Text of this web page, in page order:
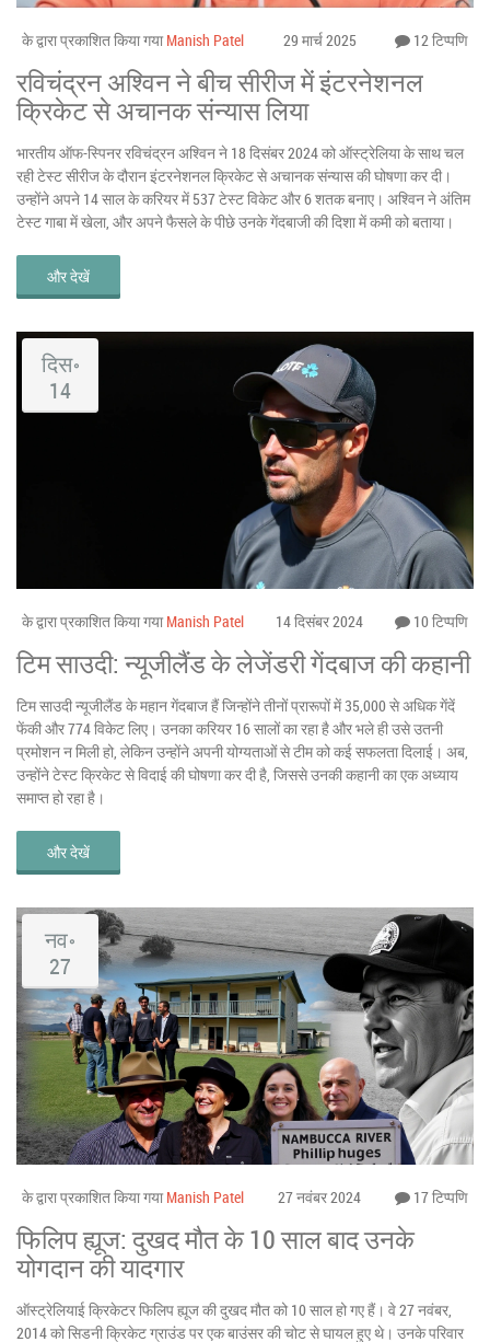
के द्वारा प्रकाशित किया गया Manish Patel 29 मार्च 2025 12 टिप्पणि
रविचंद्रन अश्विन ने बीच सीरीज में इंटरनेशनल
क्रिकेट से अचानक संन्यास लिया
भारतीय ऑफ-स्पिनर रविचंद्रन अश्विन ने 18 दिसंबर 2024 को ऑस्ट्रेलिया के साथ चल
रही टेस्ट सीरीज के दौरान इंटरनेशनल क्रिकेट से अचानक संन्यास की घोषणा कर दी।
उन्होंने अपने 14 साल के करियर में 537 टेस्ट विकेट और 6 शतक बनाए। अश्विन ने अंतिम
टेस्ट गाबा में खेला, और अपने फैसले के पीछे उनके गेंदबाजी की दिशा में कमी को बताया।
और देखें
दिस॰
14
के द्वारा प्रकाशित किया गया Manish Patel 14 दिसंबर 2024 10 टिप्पणि
टिम साउदी: न्यूजीलैंड के लेजेंडरी गेंदबाज की कहानी
टिम साउदी न्यूजीलैंड के महान गेंदबाज हैं जिन्होंने तीनों प्रारूपों में 35,000 से अधिक गेंदें
फेंकी और 774 विकेट लिए। उनका करियर 16 सालों का रहा है और भले ही उसे उतनी
प्रमोशन न मिली हो, लेकिन उन्होंने अपनी योग्यताओं से टीम को कई सफलता दिलाई। अब,
उन्होंने टेस्ट क्रिकेट से विदाई की घोषणा कर दी है, जिससे उनकी कहानी का एक अध्याय
समाप्त हो रहा है।
और देखें
नव॰
27
के द्वारा प्रकाशित किया गया Manish Patel 27 नवंबर 2024 17 टिप्पणि
फिलिप ह्यूज: दुखद मौत के 10 साल बाद उनके
योगदान की यादगार
ऑस्ट्रेलियाई क्रिकेटर फिलिप ह्यूज की दुखद मौत को 10 साल हो गए हैं। वे 27 नवंबर,
2014 को सिडनी क्रिकेट ग्राउंड पर एक बाउंसर की चोट से घायल हुए थे। उनके परिवार